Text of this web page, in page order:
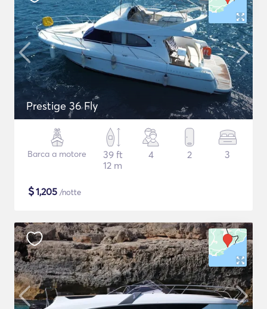
Prestige 36 Fly
Barca a motore
39 ft
12 m
4 2 3
$1,205 /notte